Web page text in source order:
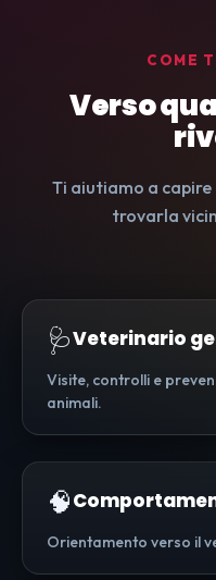
COME
Verso
Ti aiutiamo a
trovarla
🩺Veterinario
Visite, controlli e
animali.
🧠
Orientamento verso il